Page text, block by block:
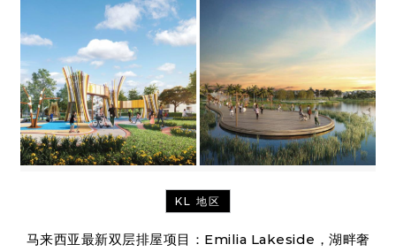
KL 地区
马来西亚最新双层排屋项目：Emilia Lakeside，湖畔奢